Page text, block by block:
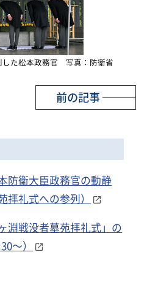
した松本政務官 写真：防衛省
前の記事
防衛大臣政務官の動静
拝礼式への参列）
淵戦没者墓苑拝礼式」の
～）